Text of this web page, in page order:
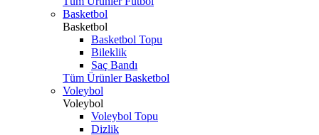
Basketbol
Basketbol
Basketbol Topu
Bileklik
Saç Bandı
Tüm Ürünler Basketbol
Voleybol
Voleybol
Voleybol Topu
Dizlik